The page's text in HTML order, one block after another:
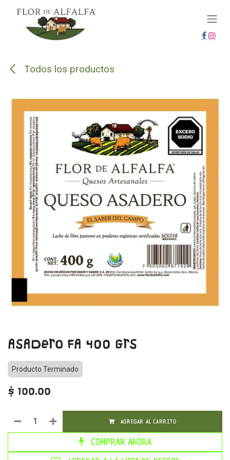
Todos los productos
ASADERO FA 400 GRS
Producto Terminado
$ 100.00
AGREGAR AL CARRITO
Comprar ahora